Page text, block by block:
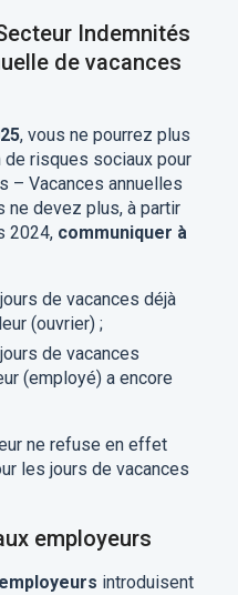
Indemnités
de vacances
, vous ne pourrez plus
risques sociaux pour
– Vacances annuelles
ne devez plus, à partir
2024, communiquer à
de vacances déjà
(ouvrier) ;
de vacances
(employé) a encore
ne refuse en effet
les jours de vacances
employeurs
introduisent